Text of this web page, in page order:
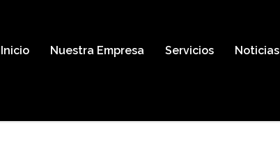
Inicio Nuestra Empresa Servicios Noticias